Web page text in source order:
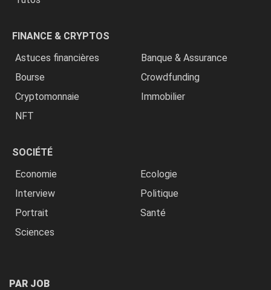
FINANCE & CRYPTOS
Astuces financières
Banque & Assurance
Bourse
Crowdfunding
Cryptomonnaie
Immobilier
NFT
SOCIÉTÉ
Economie
Ecologie
Interview
Politique
Portrait
Santé
Sciences
PAR JOB